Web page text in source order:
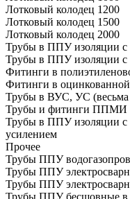
Лотковый колодец 1200
Лотковый колодец 1500
Лотковый колодец 2000
Трубы в ППУ изоляции с
Трубы в ППУ изоляции с
Фитинги в
Фитинги в
Трубы в ВУС, УС (весьма
Трубы и фитинги ППМИ
Трубы в ППУ изоляции с
усилением
Прочее
Трубы ППУ
Трубы ППУ
Трубы ППУ
Трубы ППУ бесшовные в